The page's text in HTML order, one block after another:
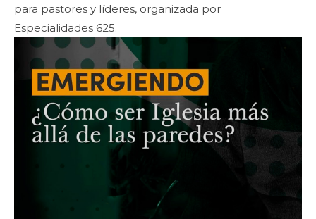
para pastores y líderes, organizada por
Especialidades 625.